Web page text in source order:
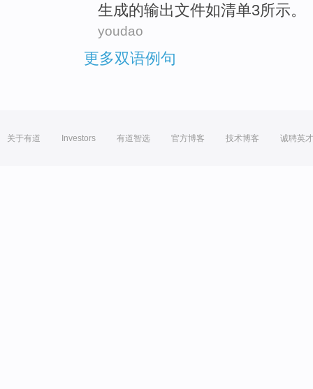
生成的输出文件如清单3所示。
youdao
更多双语例句
关于有道 Investors 有道智选 官方博客 技术博客 诚聘英才